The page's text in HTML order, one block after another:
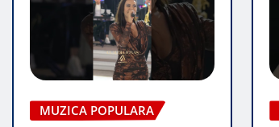
MUZICA POPULARA